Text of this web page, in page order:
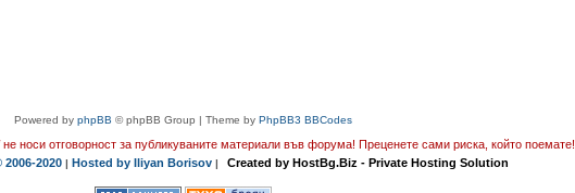
Powered by phpBB © phpBB Group | Theme by PhpBB3 BBCodes
не носи отговорност за публикуваните материали във форума! Преценете сами риска, който поемате!
2020 | Hosted by Iliyan Borisov | Created by HostBg.Biz - Private Hosting Solution